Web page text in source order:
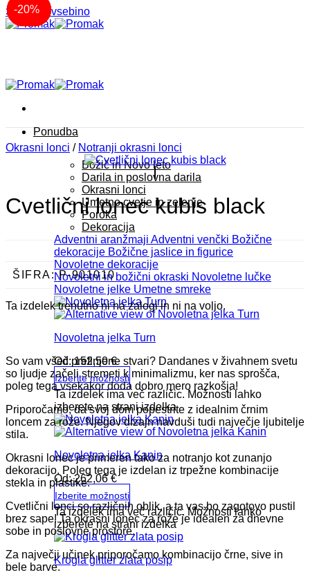
Skoči na vsebino
Ponudba
Božič in Novo leto
Darila in poslovna darila
Okrasni lonci
Umetno cvetje in zelenje
Poroka
Dekoracija
Adventni aranžmaji Adventni venčki Božične
dekoracije Božične jaslice in figurice
Novoletne dekoracije
Novoletni in božični okraski Novoletne lučke
Novoletne jelke Umetne smreke
Novoletna jelka Turn
Od:152,50€
Izberite možnosti
Ta izdelek ima več različic. Možnosti lahko
izberete na strani izdelka
Novoletna jelka Kanin
Od:262,06€
Izberite možnosti
Ta izdelek ima več različic. Možnosti lahko
izberete na strani izdelka
Krogla glitter zlata posip
-20%
-20%
-20%
-20%
-20%
-20%
-20%
Akcija
Akcija
Akcija
Akcija
Okrasni lonci / Notranji okrasni lonci
Cvetlični lonec kubis black
ŠIFRA:P-901010
Ta izdelek trenutno ni na zalogi in ni na voljo.
So vam všeč prefinjene stvari? Dandanes v živahnem svetu
so ljudje začeli stremeti k minimalizmu, ker nas sprošča,
poleg tega vsekakor doda dobro mero razkošja!
Priporočamo, da svoj dom popestrite z idealnim črnim
loncem za rože. Njegov dizajn navduši tudi največje ljubitelje
stila.
Okrasni lonec je primeren tako za notranjo kot zunanjo
dekoracijo. Poleg tega je izdelan iz trpežne kombinacije
stekla in plastike.
Cvetlični lonci so različnih oblik, a ta vas bo zagotovo pustil
brez sape! Ta okrasni lonec za rože je idealen za dnevne
sobe in poslovne prostore.
Za največji učinek priporočamo kombinacijo črne, sive in
bele barve.
-20%
-20%
-20%
-20%
-20%
-20%
-20%
-20%